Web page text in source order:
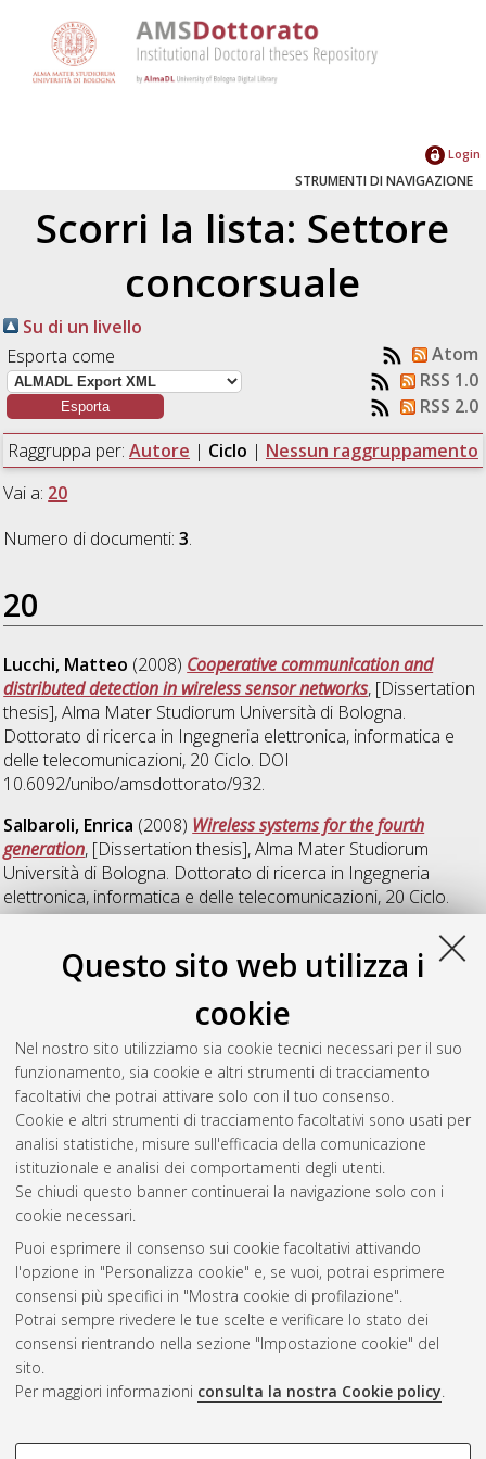
Questo sito web utilizza i
cookie
Nel nostro sito utilizziamo sia cookie tecnici necessari per il suo
funzionamento, sia cookie e altri strumenti di tracciamento
facoltativi che potrai attivare solo con il tuo consenso.
Cookie e altri strumenti di tracciamento facoltativi sono usati per
analisi statistiche, misure sull'efficacia della comunicazione
istituzionale e analisi dei comportamenti degli utenti.
Se chiudi questo banner continuerai la navigazione solo con i
cookie necessari.
Puoi esprimere il consenso sui cookie facoltativi attivando
l'opzione in "Personalizza cookie" e, se vuoi, potrai esprimere
consensi più specifici in "Mostra cookie di profilazione".
Potrai sempre rivedere le tue scelte e verificare lo stato dei
consensi rientrando nella sezione "Impostazione cookie" del
sito.
Per maggiori informazioni consulta la nostra Cookie policy.
COOKIE DI PROFILAZIONE -
Login
STRUMENTI DI NAVIGAZIONE
Scorri la lista: Settore
concorsuale
Su di un livello
Esporta come
Atom
RSS 1.0
RSS 2.0
Raggruppa per: Autore | Ciclo | Nessun raggruppamento
Vai a: 20
Numero di documenti:3.
20
Lucchi, Matteo (2008) Cooperative communication and
distributed detection in wireless sensor networks, [Dissertation
thesis], Alma Mater Studiorum Università di Bologna.
Dottorato di ricerca in Ingegneria elettronica, informatica e
delle telecomunicazioni, 20 Ciclo. DOI
10.6092/unibo/amsdottorato/932.
Salbaroli, Enrica (2008) Wireless systems for the fourth
generation, [Dissertation thesis], Alma Mater Studiorum
Università di Bologna. Dottorato di ricerca in Ingegneria
elettronica, informatica e delle telecomunicazioni, 20 Ciclo.
DOI 10.6092/unibo/amsdottorato/933.
Savi, Michele(2008) Studio di architetture di commutazione
ad alte prestazioni per le reti ottiche, [Dissertation thesis],
Alma Mater Studiorum Università di Bologna. Dottorato di
Ingegneria elettronica, informatica e delle
telecomunicazioni, 20 Ciclo. DOI
10.6092/unibo/amsdottorato/934.
Questa lista e' stata generata il Thu Aug 6 20:38:18 2026
Atom
Rss 1.0
Rss 2.0
ISSN: 2038-7946
Impostazioni Cookie